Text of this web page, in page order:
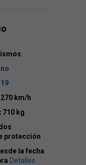
km/h
710 kg
protección
la fecha
Detalles